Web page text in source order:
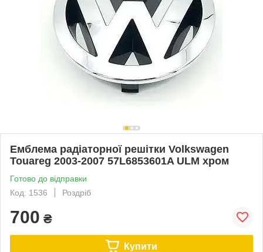
Емблема радіаторної решітки Volkswagen
Touareg 2003-2007 57L6853601A ULM хром
Готово до відправки
Код: 1536
Роздріб
700 ₴
Купити